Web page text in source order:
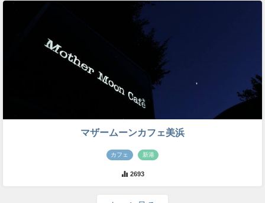
マザームーンカフェ美浜
カフェ 新港
2693